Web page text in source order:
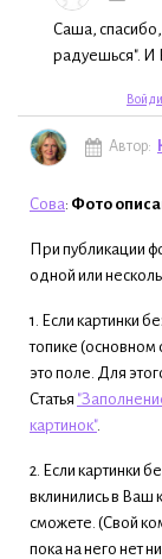
Саша, спасибо,
радуешься". И
Автор:
Сова: Фото
При публикации
одной или
1. Если картинки
топике (основном
это поле. Для
Статья
картинок".
2. Если картинки
вклинились в Ваш
сможете. (Свой
пока на него нет